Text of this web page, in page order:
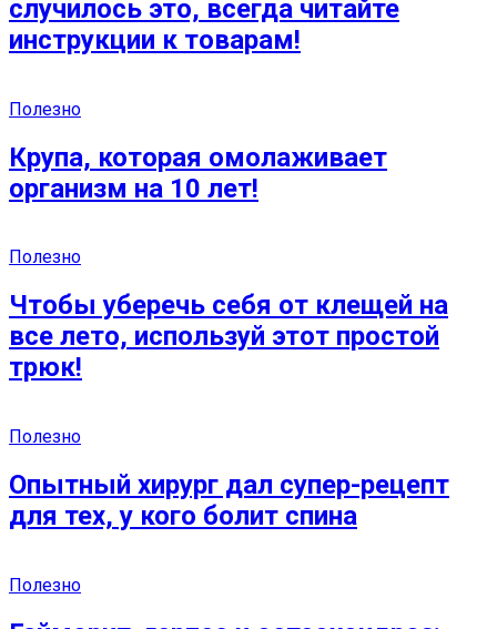
случилось это, всегда читайте
инструкции к товарам!
Полезно
Крупа, которая омолаживает
организм на 10 лет!
Полезно
Чтобы уберечь себя от клещей на
все лето, используй этот простой
трюк!
Полезно
Опытный хирург дал супер-рецепт
для тех, у кого болит спина
Полезно